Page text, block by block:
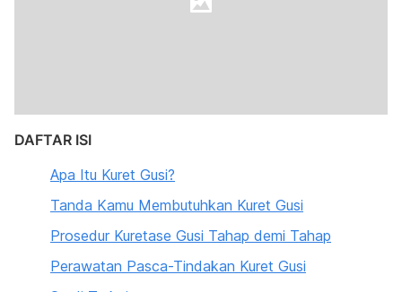
DAFTAR ISI
Apa Itu Kuret Gusi?
Tanda Kamu Membutuhkan Kuret Gusi
Prosedur Kuretase Gusi Tahap demi Tahap
Perawatan Pasca-Tindakan Kuret Gusi